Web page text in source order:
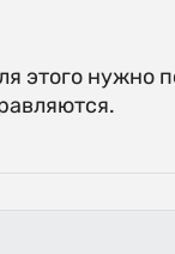
этого нужно